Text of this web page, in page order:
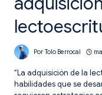
Por Tolo Berrocal
“La adquisición de la
habilidades que se